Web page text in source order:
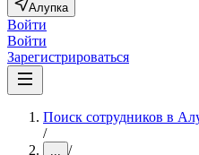
Алупка
Войти
Войти
Зарегистрироваться
Поиск сотрудников в
/
... /